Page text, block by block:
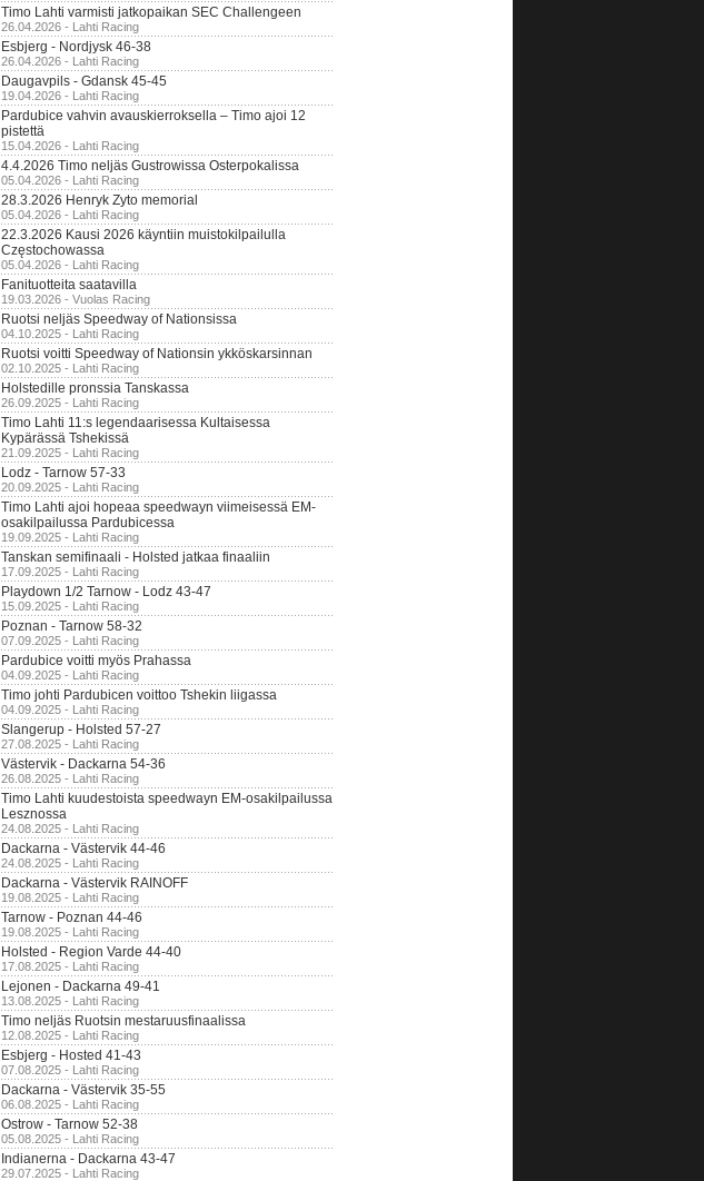
Timo Lahti varmisti jatkopaikan SEC Challengeen
26.04.2026 - Lahti Racing
Esbjerg - Nordjysk 46-38
26.04.2026 - Lahti Racing
Daugavpils - Gdansk 45-45
19.04.2026 - Lahti Racing
Pardubice vahvin avauskierroksella – Timo ajoi 12
pistettä
15.04.2026 - Lahti Racing
4.4.2026 Timo neljäs Gustrowissa Osterpokalissa
05.04.2026 - Lahti Racing
28.3.2026 Henryk Zyto memorial
05.04.2026 - Lahti Racing
22.3.2026 Kausi 2026 käyntiin muistokilpailulla
Częstochowassa
05.04.2026 - Lahti Racing
Fanituotteita saatavilla
19.03.2026 - Vuolas Racing
Ruotsi neljäs Speedway of Nationsissa
04.10.2025 - Lahti Racing
Ruotsi voitti Speedway of Nationsin ykköskarsinnan
02.10.2025 - Lahti Racing
Holstedille pronssia Tanskassa
26.09.2025 - Lahti Racing
Timo Lahti 11:s legendaarisessa Kultaisessa
Kypärässä Tshekissä
21.09.2025 - Lahti Racing
Lodz - Tarnow 57-33
20.09.2025 - Lahti Racing
Timo Lahti ajoi hopeaa speedwayn viimeisessä EM-
osakilpailussa Pardubicessa
19.09.2025 - Lahti Racing
Tanskan semifinaali - Holsted jatkaa finaaliin
17.09.2025 - Lahti Racing
Playdown 1/2 Tarnow - Lodz 43-47
15.09.2025 - Lahti Racing
Poznan - Tarnow 58-32
07.09.2025 - Lahti Racing
Pardubice voitti myös Prahassa
04.09.2025 - Lahti Racing
Timo johti Pardubicen voittoo Tshekin liigassa
04.09.2025 - Lahti Racing
Slangerup - Holsted 57-27
27.08.2025 - Lahti Racing
Västervik - Dackarna 54-36
26.08.2025 - Lahti Racing
Timo Lahti kuudestoista speedwayn EM-osakilpailussa
Lesznossa
24.08.2025 - Lahti Racing
Dackarna - Västervik 44-46
24.08.2025 - Lahti Racing
Dackarna - Västervik RAINOFF
19.08.2025 - Lahti Racing
Tarnow - Poznan 44-46
19.08.2025 - Lahti Racing
Holsted - Region Varde 44-40
17.08.2025 - Lahti Racing
Lejonen - Dackarna 49-41
13.08.2025 - Lahti Racing
Timo neljäs Ruotsin mestaruusfinaalissa
12.08.2025 - Lahti Racing
Esbjerg - Hosted 41-43
07.08.2025 - Lahti Racing
Dackarna - Västervik 35-55
06.08.2025 - Lahti Racing
Ostrow - Tarnow 52-38
05.08.2025 - Lahti Racing
Indianerna - Dackarna 43-47
29.07.2025 - Lahti Racing